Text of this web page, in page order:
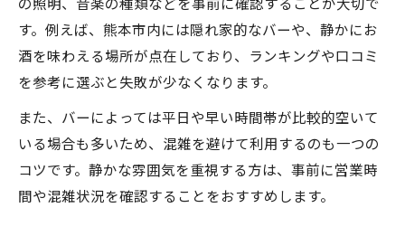
す。例えば、熊本市内には隠れ家的なバーや、静かにお
酒を味わえる場所が点在しており、ランキングや口コミ
を参考に選ぶと失敗が少なくなります。
また、バーによっては平日や早い時間帯が比較的空いて
いる場合も多いため、混雑を避けて利用するのも一つの
コツです。静かな雰囲気を重視する方は、事前に営業時
間や混雑状況を確認することをおすすめします。